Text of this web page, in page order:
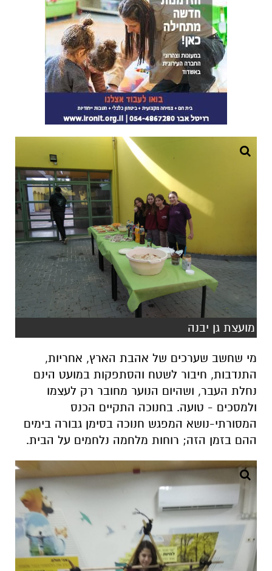
מועצת גן יבנה
מי שחשב שערכים של אהבת הארץ, אחריות,
התנדבות, חיבור לשטח והסתפקות במועט הינם
נחלת העבר, ושהיום הנוער מחובר רק לעצמו
ולמסכים - טועה. בחנוכה התקיים הכנס
המסורתי-נושא המפגש חנוכה בסימן גבורה בימים
ההם בזמן הזה; רוחות מלחמה נלחמים על הבית.